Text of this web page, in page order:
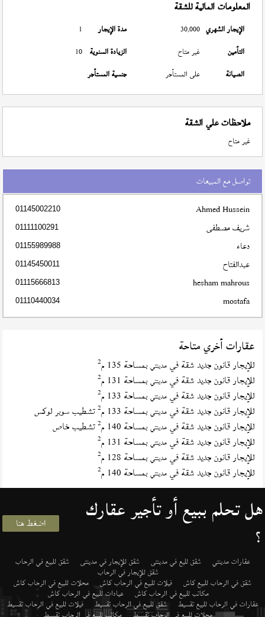
المعلومات المالية للشقة
الإيجار الشهري 30,000 مدة الإيجار
1
التأمين
غير متاح الزيادة السنوية 10
الصيانة
على المستأجر جنسية المستأجر
ملاحظات علي الشقة
غير متاح
تواصل مع المبيعات
Ahmed Hussein
01145002210
شريف مصطفى 01111100291
دعاء 01155989988
عبدالفتاح 01145450011
hesham mahrous
01115666813
mostafa
01110440034
عقارات أخري متاحة
للإيجار قانون جديد شقة فيمدينتي بمساحة 135 م 2
للإيجار قانون جديد شقة فيمدينتي بمساحة 131 م 2
للإيجار قانون جديد شقة فيمدينتي بمساحة 133 م 2
للإيجار قانون جديد شقة فيمدينتي بمساحة 133 م 2تشطيب سوبر لوكس
للإيجار قانون جديد شقة فيمدينتي بمساحة 140 م 2تشطيب خاص
للإيجار قانون جديد شقة فيمدينتي بمساحة 131 م 2
للإيجار قانون جديد شقة فيمدينتي بمساحة 128 م 2
للإيجار قانون جديد شقة فيمدينتي بمساحة 140 م 2
هل تحلم ببيع أو تأجير عقارك
؟ اضغط هنا
عقارات مدينتي شقق لليع في مدينتى شقق للإيجار في مدينتى شقق للبيع في الرحاب
شقق للإيجار في الرحاب
شقق في الرحاب للبيع كاش فيلات للبيع في الرحاب كاش محلات للبيع في الرحاب كاش
مكاتب للبيع في الرحاب كاش عيادات للبيع في الرحاب كاش
عقارات في الرحاب للبيع تقسيط شقق للبيع في الرحاب تقسيط فيلات للبيع في الرحاب تقسيط